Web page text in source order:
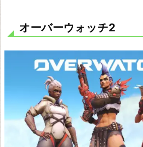
チ
G
オーバーウォッチ2